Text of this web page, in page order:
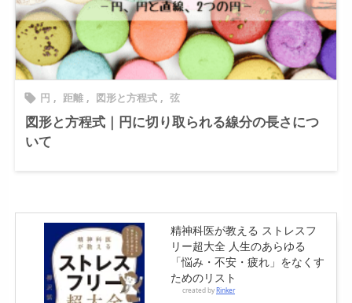
 円 , 距離 , 図形と方程式 , 弦
図形と方程式｜円に切り取られる線分の長さにつ
いて
精神科医が教える ストレスフ
リー超大全 人生のあらゆる
「悩み・不安・疲れ」をなくす
ためのリスト
created byRinker